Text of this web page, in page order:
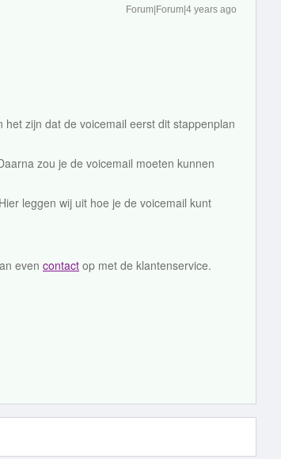
Forum|Forum|4 years ago
zijn dat de voicemail eerst dit stappenplan
zou je de voicemail moeten kunnen
leggen wij uit hoe je de voicemail kunt
even contact op met de klantenservice.